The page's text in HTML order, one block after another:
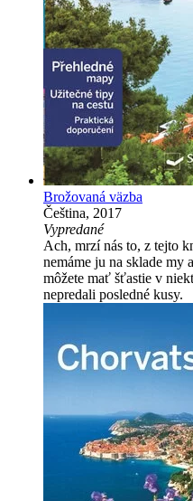
Brožovaná väzba
Čeština, 2017
Vypredané
Ach, mrzí nás to, z tejto
nemáme ju na sklade
môžete mať šťastie v
nepredali posledné kusy.